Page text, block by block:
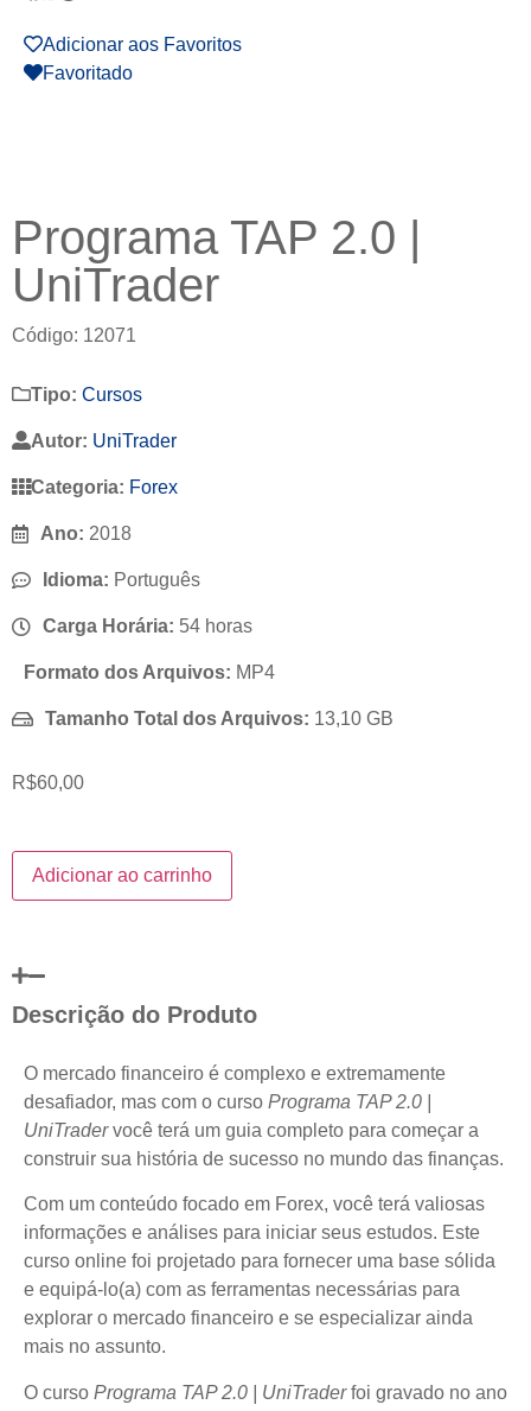
Adicionar aos Favoritos
Favoritado
Programa TAP 2.0 |
UniTrader
Código: 12071
Tipo: Cursos
Autor: UniTrader
Categoria: Forex
Ano: 2018
Idioma: Português
Carga Horária: 54 horas
Formato dos Arquivos: MP4
Tamanho Total dos Arquivos: 13,10 GB
R$60,00
Adicionar ao carrinho
Descrição do Produto
O mercado financeiro é complexo e extremamente
desafiador, mas com o curso Programa TAP 2.0 |
UniTradervocê terá um guia completo para começar a
construir sua história de sucesso no mundo das finanças.
Com um conteúdo focado em Forex, você terá valiosas
informações e análises para iniciar seus estudos. Este
curso online foi projetado para fornecer uma base sólida
e equipá-lo(a) com as ferramentas necessárias para
explorar o mercado financeiro e se especializar ainda
mais no assunto.
O curso Programa TAP 2.0 | UniTraderfoi gravado no ano